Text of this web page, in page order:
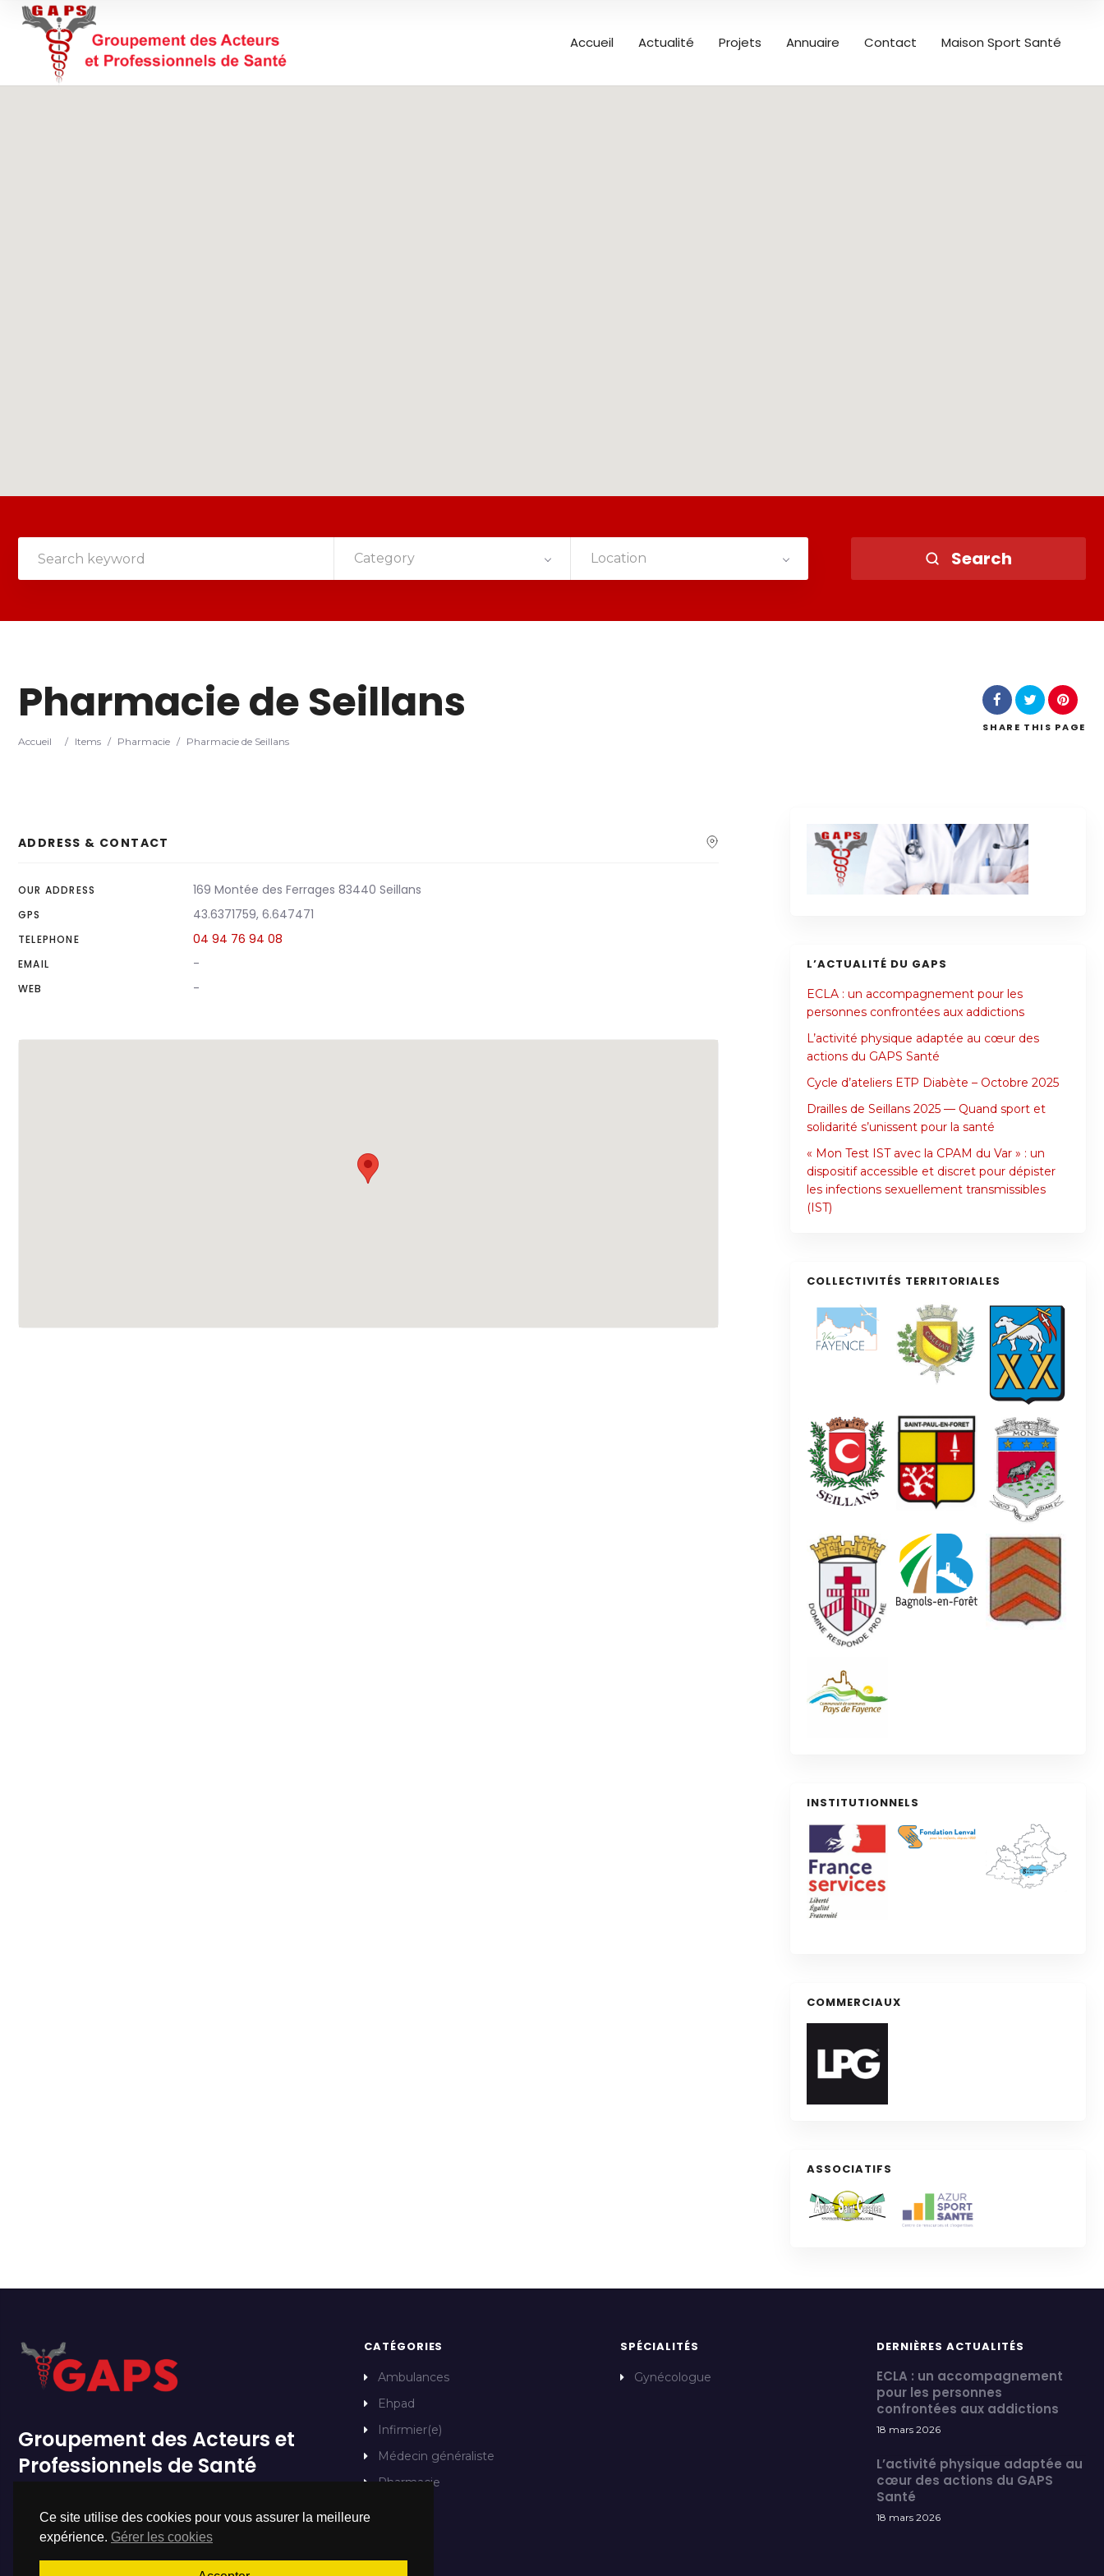
Accueil Actualité Projets Annuaire Contact Maison Sport Santé
Category Location Search
Pharmacie de Seillans
Accueil / Items / Pharmacie / Pharmacie de Seillans
SHARE THIS PAGE
ADDRESS & CONTACT
OUR ADDRESS 169 Montée des Ferrages 83440 Seillans
GPS 43.6371759, 6.647471
TELEPHONE 04 94 76 94 08
EMAIL -
WEB -
L’ACTUALITÉ DU GAPS
ECLA : un accompagnement pour les
personnes confrontées aux addictions
L’activité physique adaptée au cœur des
actions du GAPS Santé
Cycle d’ateliers ETP Diabète – Octobre 2025
Drailles de Seillans 2025 — Quand sport et
solidarité s’unissent pour la santé
« Mon Test IST avec la CPAM du Var » : un
dispositif accessible et discret pour dépister
les infections sexuellement transmissibles
(IST)
COLLECTIVITÉS TERRITORIALES
INSTITUTIONNELS
COMMERCIAUX
ASSOCIATIFS
Groupement des Acteurs et
Professionnels de Santé
CATÉGORIES
Ambulances
Ehpad
Infirmier(e)
Médecin généraliste
Pharmacie
SPÉCIALITÉS
Gynécologue
DERNIÈRES ACTUALITÉS
ECLA : un accompagnement
pour les personnes
confrontées aux addictions
18 mars 2026
L’activité physique adaptée au
cœur des actions du GAPS
Santé
18 mars 2026
Ce site utilise des cookies pour vous assurer la meilleure
expérience. Gérer les cookies